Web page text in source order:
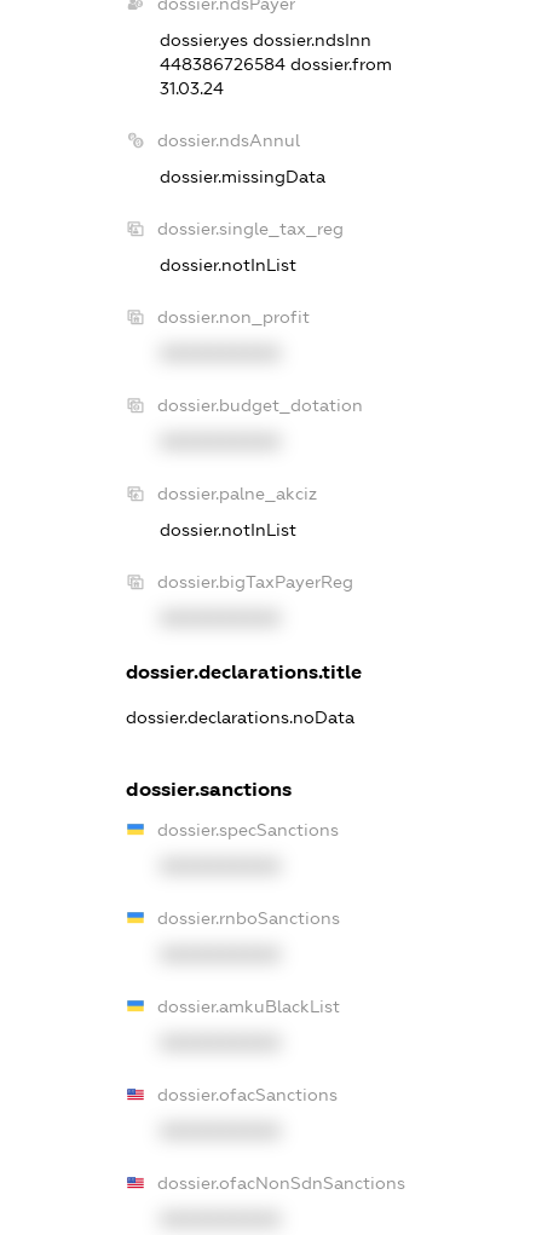
dossier.yes dossier.ndsInn
448386726584 dossier.from
31.03.24
dossier.ndsAnnul
dossier.missingData
dossier.single_tax_reg
dossier.notInList
dossier.non_profit
dossier.budget_dotation
dossier.palne_akciz
dossier.notInList
dossier.bigTaxPayerReg
dossier.declarations.title
dossier.declarations.noData
dossier.sanctions
dossier.specSanctions
dossier.rnboSanctions
dossier.amkuBlackList
dossier.ofacSanctions
dossier.ofacNonSdnSanctions